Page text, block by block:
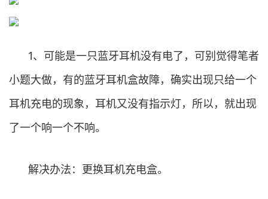
1、可能是一只蓝牙耳机没有电了，可别觉得笔者
小题大做，有的蓝牙耳机盒故障，确实出现只给一个
耳机充电的现象，耳机又没有指示灯，所以，就出现
了一个响一个不响。
解决办法：更换耳机充电盒。